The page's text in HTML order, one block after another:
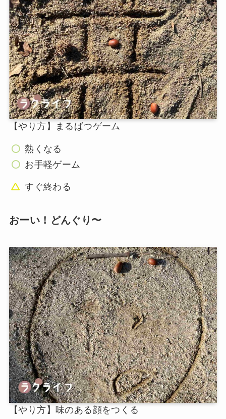
【やり方】まるばつゲーム
熱くなる
お手軽ゲーム
すぐ終わる
おーい！どんぐり〜
【やり方】味のある顔をつくる